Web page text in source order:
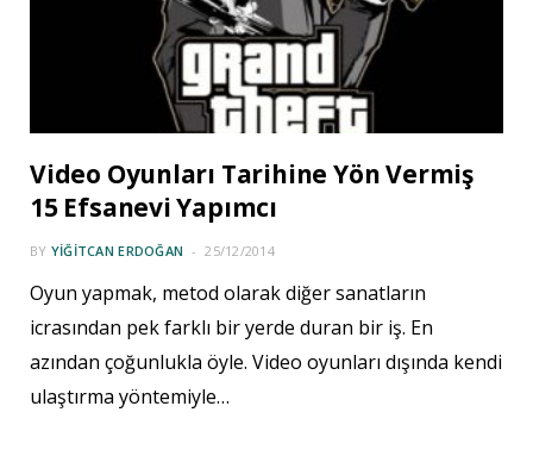
Video Oyunları Tarihine Yön Vermiş
15 Efsanevi Yapımcı
BY YIĞITCAN ERDOĞAN 25/12/2014
Oyun yapmak, metod olarak diğer sanatların
icrasından pek farklı bir yerde duran bir iş. En
azından çoğunlukla öyle. Video oyunları dışında kendi
ulaştırma yöntemiyle…